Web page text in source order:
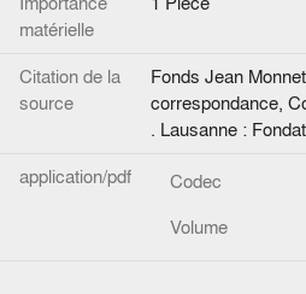
matérielle
Citation de la
source
Fonds Jean
correspondance,
. Lausanne :
application/pdf
Codec
Volume